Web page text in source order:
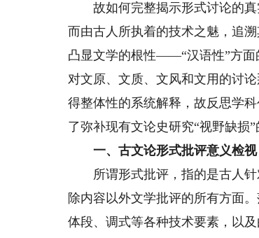
故如何完整揭示形式讨论的真
而由古人所执着的技术之魅，追
凸显文学的根性——“汉语性”方面
对文原、文质、文风和文用的讨
得整体性的系统解释，故反思学
了弥补现有文论史研究“视野缺损”
一、古文论形式批评意义检视
所谓形式批评，指的是古人针
除内容以外文学批评的所有方面
体段、调式等各种技术要素，以